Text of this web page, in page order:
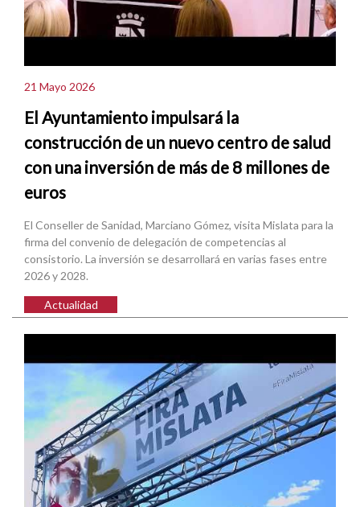
21 Mayo 2026
El Ayuntamiento impulsará la
construcción de un nuevo centro de salud
con una inversión de más de 8 millones de
euros
El Conseller de Sanidad, Marciano Gómez, visita Mislata para la
firma del convenio de delegación de competencias al
consistorio. La inversión se desarrollará en varias fases entre
2026 y 2028.
Actualidad